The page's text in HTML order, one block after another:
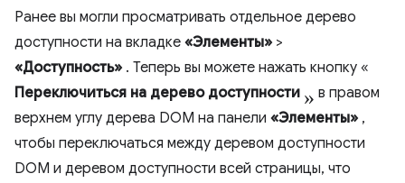
Ранее вы могли просматривать отдельное дерево
доступности на вкладке «Элементы» >
«Доступность» . Теперь вы можете нажать кнопку «
Переключиться на дерево доступности » в правом
верхнем углу дерева DOM на панели «Элементы» ,
чтобы переключаться между деревом доступности
DOM и деревом доступности всей страницы, что